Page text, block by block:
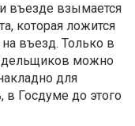
въезде взымается
которая ложится
въезд. Только в
можно
для
Госдуме до этого